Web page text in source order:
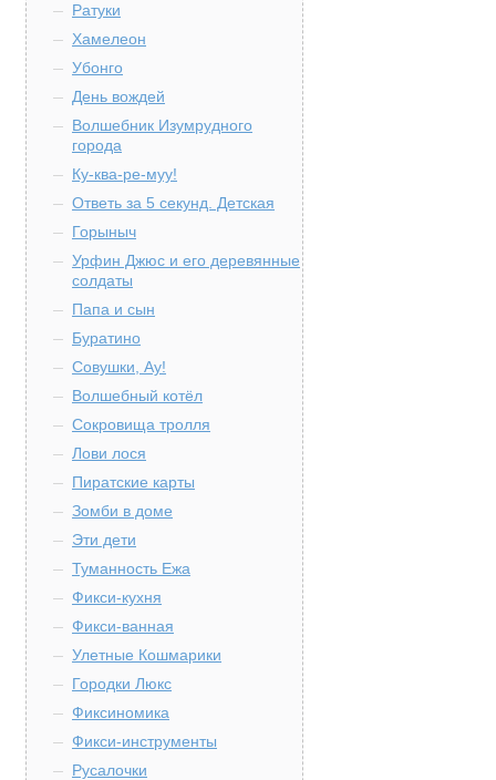
Ратуки
Хамелеон
Убонго
День вождей
Волшебник Изумрудного
города
Ку-ква-ре-муу!
Ответь за 5 секунд. Детская
Горыныч
Урфин Джюс и его деревянные
солдаты
Папа и сын
Буратино
Совушки, Ау!
Волшебный котёл
Сокровища тролля
Лови лося
Пиратские карты
Зомби в доме
Эти дети
Туманность Ежа
Фикси-кухня
Фикси-ванная
Улетные Кошмарики
Городки Люкс
Фиксиномика
Фикси-инструменты
Русалочки